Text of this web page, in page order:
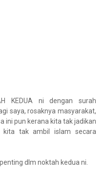
KEDUA ni dengan surah
saya, rosaknya masyarakat,
ini pun kerana kita tak jadikan
kita tak ambil islam secara
dlm noktah kedua ni.